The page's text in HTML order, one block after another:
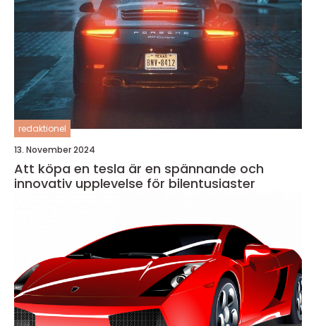
redaktionel
13. November 2024
Att köpa en tesla är en spännande och
innovativ upplevelse för bilentusiaster